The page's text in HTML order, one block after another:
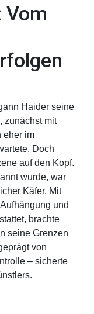
Vom
Haider seine
zunächst mit
eher im
Doch
auf den Kopf.
wurde, war
Käfer. Mit
und
brachte
seine Grenzen
von
– sicherte